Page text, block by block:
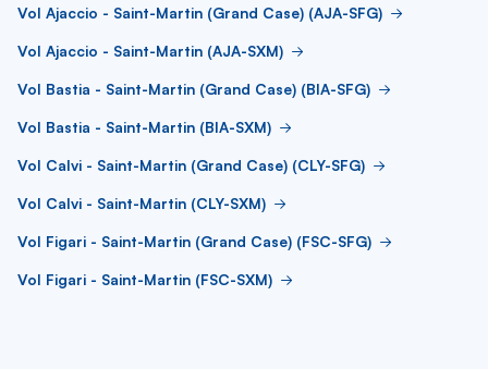
Vol Ajaccio - Saint-Martin (Grand Case) (AJA-SFG)
Vol Ajaccio - Saint-Martin (AJA-SXM)
Vol Bastia - Saint-Martin (Grand Case) (BIA-SFG)
Vol Bastia - Saint-Martin (BIA-SXM)
Vol Calvi - Saint-Martin (Grand Case) (CLY-SFG)
Vol Calvi - Saint-Martin (CLY-SXM)
Vol Figari - Saint-Martin (Grand Case) (FSC-SFG)
Vol Figari - Saint-Martin (FSC-SXM)